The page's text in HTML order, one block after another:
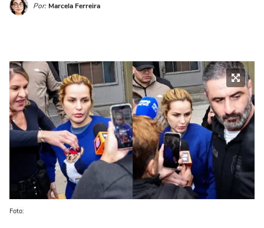
Por: Marcela Ferreira
Foto: